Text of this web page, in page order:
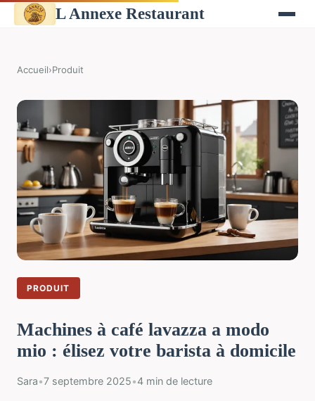
L Annexe Restaurant
Accueil›Produit
PRODUIT
Machines à café lavazza a modo
mio : élisez votre barista à domicile
Sara•7 septembre 2025•4 min de lecture